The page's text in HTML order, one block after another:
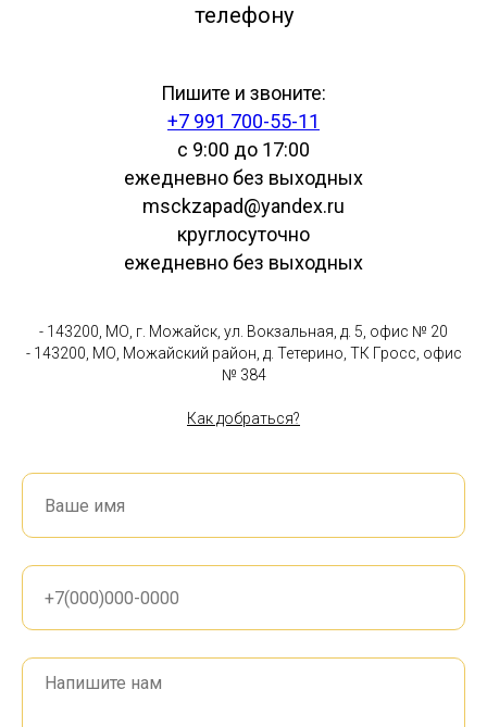
телефону
Пишите и звоните:
+7 991 700-55-11
с 9:00 до 17:00
ежедневно без выходных
msckzapad@yandex.ru
круглосуточно
ежедневно без выходных
- 143200, МО, г. Можайск, ул. Вокзальная, д. 5, офис № 20
- 143200, МО, Можайский район, д. Тетерино, ТК Гросс, офис
№ 384
Как добраться?